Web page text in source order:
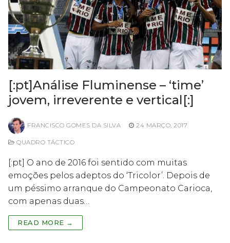
[:pt]Análise Fluminense – ‘time’
jovem, irreverente e vertical[:]
FRANCISCO GOMES DA SILVA 24 MARÇO, 2017
QUADRO TÁCTICO
[:pt] O ano de 2016 foi sentido com muitas
emoções pelos adeptos do ‘Tricolor’. Depois de
um péssimo arranque do Campeonato Carioca,
com apenas duas…
READ MORE →